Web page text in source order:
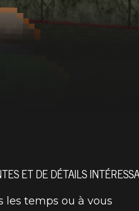
ET DE DÉTAILS
les temps ou à vous